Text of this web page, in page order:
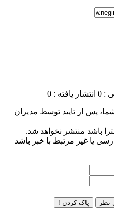
: 0 انتشار یافته : 0
پس از تایید توسط مدیران
باشد منتشر نخواهد شد.
یا غیر مرتبط با خبر باشد
نظر پاک کردن !